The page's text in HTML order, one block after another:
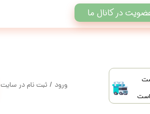
است
ورود / ثبت نام در سایت
در کانال ما